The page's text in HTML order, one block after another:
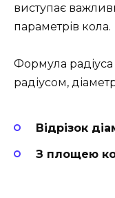
виступає
параметрів кола.
Формула радіуса
радіусом,
Відрізок
З площею